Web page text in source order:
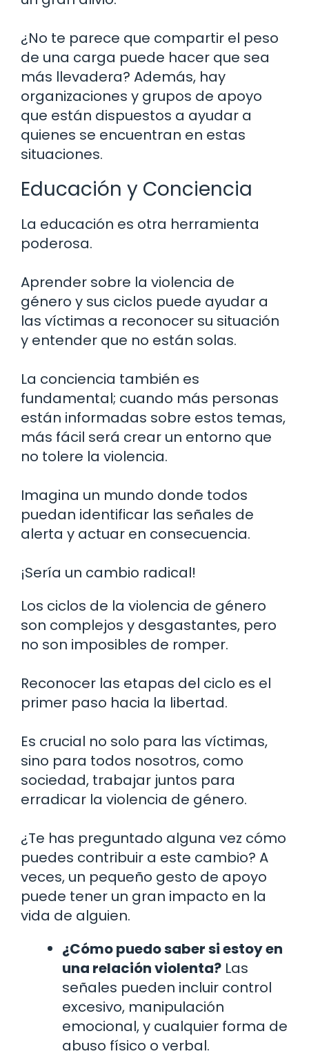
¿No te parece que compartir el peso
de una carga puede hacer que sea
más llevadera? Además, hay
organizaciones y grupos de apoyo
que están dispuestos a ayudar a
quienes se encuentran en estas
situaciones.
Educación y Conciencia
La educación es otra herramienta
poderosa.
Aprender sobre la violencia de
género y sus ciclos puede ayudar a
las víctimas a reconocer su situación
y entender que no están solas.
La conciencia también es
fundamental; cuando más personas
están informadas sobre estos temas,
más fácil será crear un entorno que
no tolere la violencia.
Imagina un mundo donde todos
puedan identificar las señales de
alerta y actuar en consecuencia.
¡Sería un cambio radical!
Los ciclos de la violencia de género
son complejos y desgastantes, pero
no son imposibles de romper.
Reconocer las etapas del ciclo es el
primer paso hacia la libertad.
Es crucial no solo para las víctimas,
sino para todos nosotros, como
sociedad, trabajar juntos para
erradicar la violencia de género.
¿Te has preguntado alguna vez cómo
puedes contribuir a este cambio? A
veces, un pequeño gesto de apoyo
puede tener un gran impacto en la
vida de alguien.
¿Cómo puedo saber si estoy en
una relación violenta? Las
señales pueden incluir control
excesivo, manipulación
emocional, y cualquier forma de
abuso físico o verbal.